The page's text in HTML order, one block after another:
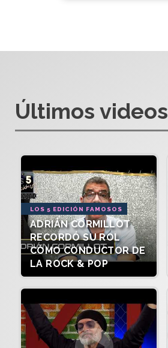
Últimos videos
LOS 5 EDICIÓN FAMOSOS
ADRIÁN CORMILLOT
RECORDÓ SU ROL
CÓMO CONDUCTOR DE
LA ROCK & POP